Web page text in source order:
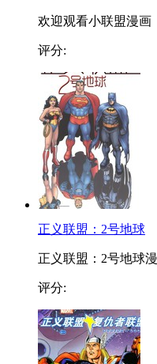
欢迎观看小联盟漫画
评分:
正义联盟：2号地球
正义联盟：2号地球
评分: